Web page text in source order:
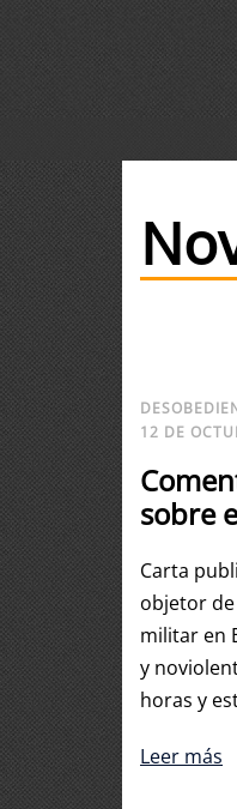
12 DE
sobre
Carta
objetor
militar en
y
horas y
Leer más